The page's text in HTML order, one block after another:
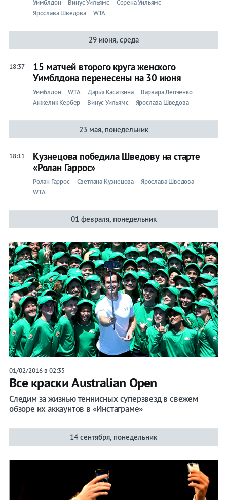
Уимблдон Винус Уильямс
Серена Уильямс
Ярослава Шведова
WTA
29 июня, среда
18:37
15 матчей второго круга женского
Уимблдона перенесены на 30 июня
Уимблдон WTA Дарья Касаткина
Варвара Лепченко
Анжелик Кербер
Винус Уильямс Ярослава Шведова
23 мая, понедельник
18:11
Кузнецова победила Шведову на старте
«Ролан Гаррос»
Ролан Гаррос Светлана Кузнецова
Ярослава Шведова
WTA
01 февраля, понедельник
01/02/2016 в 02:35
Все краски Australian Open
Следим за жизнью теннисных суперзвезд в свежем
обзоре их аккаунтов в «Инстаграме»
14 сентября, понедельник
Бокс
Прочие